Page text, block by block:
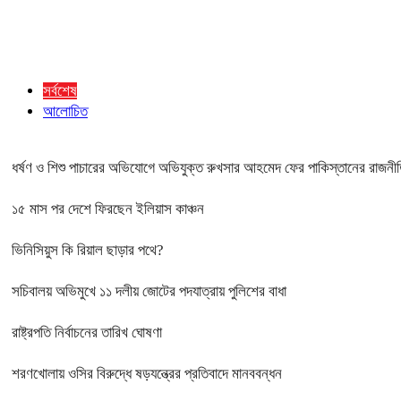
সর্বশেষ
আলোচিত
ধর্ষণ ও শিশু পাচারের অভিযোগে অভিযুক্ত রুখসার আহমেদ ফের পাকিস্তানের
১৫ মাস পর দেশে ফিরছেন ইলিয়াস কাঞ্চন
ভিনিসিয়ুস কি রিয়াল ছাড়ার পথে?
সচিবালয় অভিমুখে ১১ দলীয় জোটের পদযাত্রায় পুলিশের বাধা
রাষ্ট্রপতি নির্বাচনের তারিখ ঘোষণা
শরণখোলায় ওসির বিরুদ্ধে ষড়যন্ত্রের প্রতিবাদে মানববন্ধন